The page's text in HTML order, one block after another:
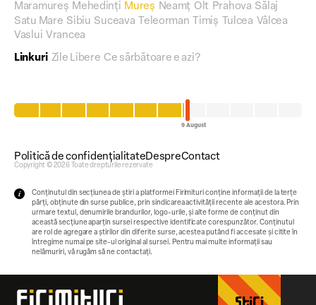
Maramureș Mehedinți Mureș Neamț Olt Prahova Sălaj
Satu Mare Sibiu Suceava Teleorman Timiș Tulcea Vâlcea
Vaslui Vrancea
Linkuri Zile Libere Ce sărbătoare e azi?
Politică de confidențialitateDespreContact
Copyright © 2026 Toate drepturile rezervate
Conținutul din secțiunea de știri a platformei Firimituri conține informații de la terțe
părți, obținute din surse publice, prin sindicarea activității recente ale acestora. Prin
urmare textul, denumirile brandurilor, logo-urile, și alte forme de conținut din
această secțiune aparțin sursei respective identificate corespunzător. Conținutul
are rol de agregare a știrilor din diferite surse, acestea putând fi accesate și citite în
întregime numai pe site-ul original al sursei. Pentru mai multe informații sau
nelămuriri, vă rugăm să ne contactați.